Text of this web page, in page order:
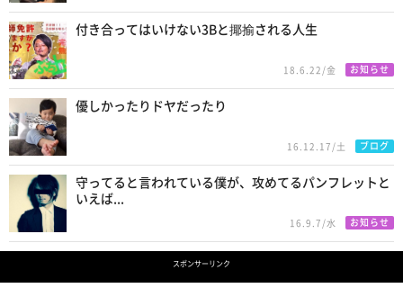
付き合ってはいけない3Bと揶揄される人生
18.6.22/金 お知らせ
優しかったりドヤだったり
16.12.17/土 ブログ
守ってると言われている僕が、攻めてるパンフレットと
いえば...
16.9.7/水 お知らせ
スポンサーリンク